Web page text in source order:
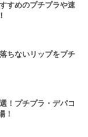
すめのプチプラや速
ちないリップをプチ
！プチプラ・デパコ
！